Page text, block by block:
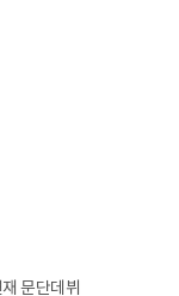
문단데뷔